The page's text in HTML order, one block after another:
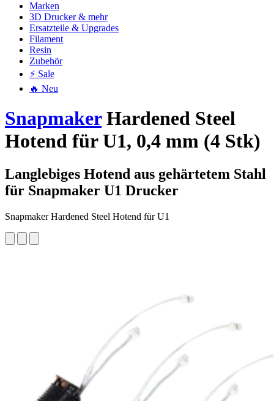
Marken
3D Drucker & mehr
Ersatzteile & Upgrades
Filament
Resin
Zubehör
⚡ Sale
🔥 Neu
SnapmakerHardened Steel
Hotend für U1, 0,4 mm (4 Stk)
Langlebiges Hotend aus gehärtetem Stahl
für Snapmaker U1 Drucker
Snapmaker Hardened Steel Hotend für U1